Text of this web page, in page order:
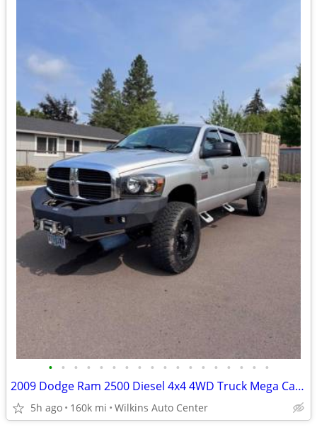
• • • • • • • • • • • • • • • • • •
2009 Dodge Ram 2500 Diesel 4x4 4WD Truck Mega Cab 160.5 SLT Crew Pick
5h ago 160k mi Wilkins Auto Center